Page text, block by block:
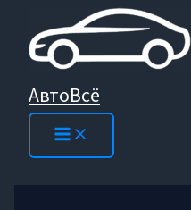
содержимому
АвтоВсё